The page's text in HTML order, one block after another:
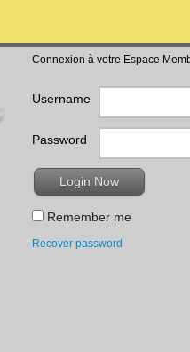
Connexion à votre Espace
Username
Password
Remember me
Recover password